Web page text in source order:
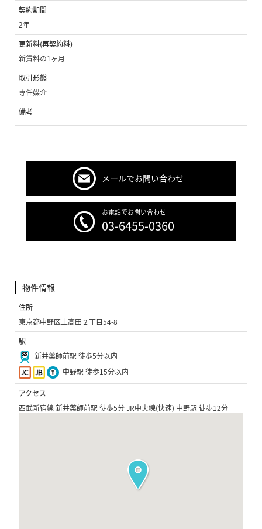
契約期間
2年
更新料(再契約料)
新賃料の1ヶ月
取引形態
専任媒介
備考
メールでお問い合わせ
お電話でお問い合わせ
03-6455-0360
物件情報
住所
東京都中野区上高田２丁目54-8
駅
新井薬師前駅 徒歩5分以内
中野駅 徒歩15分以内
アクセス
西武新宿線 新井薬師前駅 徒歩5分 JR中央線(快速) 中野駅 徒歩12分